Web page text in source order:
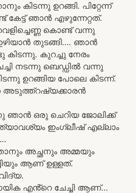
കിടന്നു ഉറങ്ങി. പിറ്റേന്ന്
കേട്ട് ഞാൻ എഴുന്നേറ്റത്.
കൊണ്ട് വന്നു
തുടങ്ങി…. ഞാൻ
കുറച്ചു നേരം
നടന്നു ബെഡ്ഡിൽ വന്നു
ഉറങ്ങിയ പോലെ കിടന്ന്.
അടുത്ത്റഷ്യക്കാരൻ
ഞാൻ ഒരു ചെറിയ ജോലിക്ക്
ഇംഗ്ലീഷ് എല്ലാം
അച്ഛനും അമ്മയും
ആണ് ഉള്ളത്.
എൻ്റെ ചേച്ചി ആണ്…